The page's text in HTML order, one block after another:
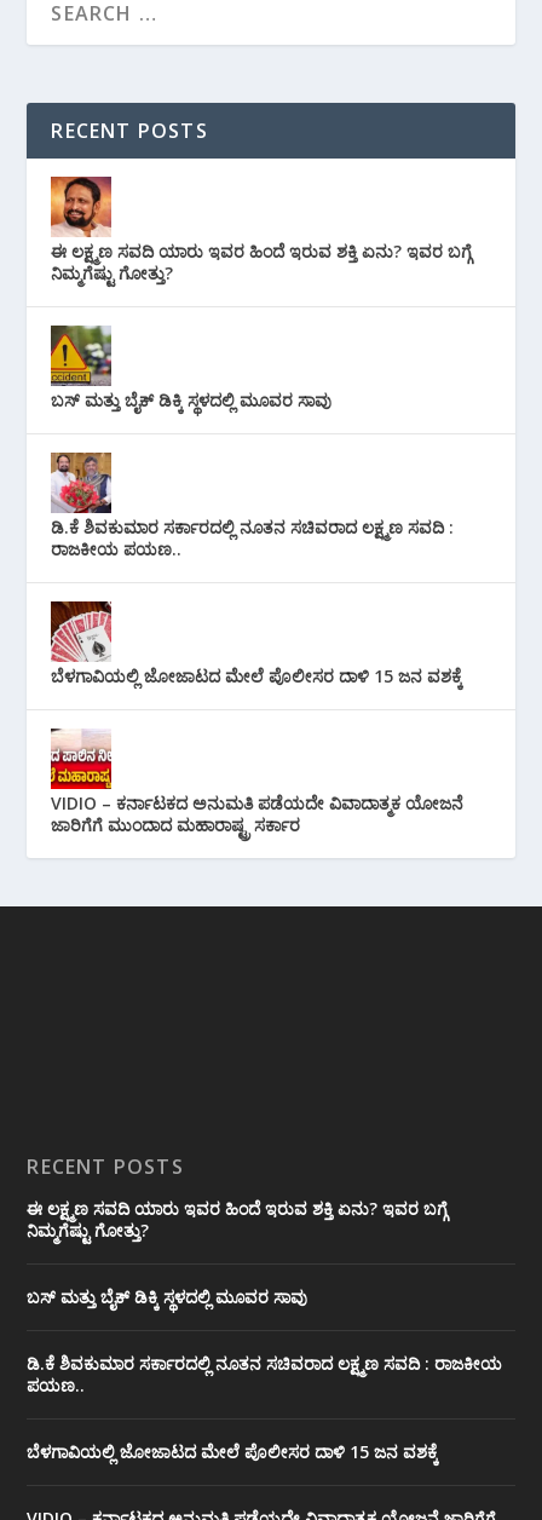
RECENT POSTS
ಈ ಲಕ್ಷ್ಮಣ ಸವದಿ ಯಾರು ಇವರ ಹಿಂದೆ ಇರುವ ಶಕ್ತಿ ಏನು? ಇವರ ಬಗ್ಗೆ
ನಿಮ್ಮಗೆಷ್ಟು ಗೋತ್ತು?
ಬಸ್ ಮತ್ತು ಬೈಕ್ ಡಿಕ್ಕಿ ಸ್ಥಳದಲ್ಲಿ ಮೂವರ ಸಾವು
ಡಿ.ಕೆ ಶಿವಕುಮಾರ ಸರ್ಕಾರದಲ್ಲಿ ನೂತನ ಸಚಿವರಾದ ಲಕ್ಷ್ಮಣ ಸವದಿ :
ರಾಜಕೀಯ ಪಯಣ..
ಬೆಳಗಾವಿಯಲ್ಲಿ ಜೋಜಾಟದ ಮೇಲೆ ಪೊಲೀಸರ ದಾಳಿ 15 ಜನ ವಶಕ್ಕೆ
VIDIO – ಕರ್ನಾಟಕದ ಅನುಮತಿ ಪಡೆಯದೇ ವಿವಾದಾತ್ಮಕ ಯೋಜನೆ
ಜಾರಿಗೆಗೆ ಮುಂದಾದ ಮಹಾರಾಷ್ಟ್ರ ಸರ್ಕಾರ
RECENT POSTS
ಈ ಲಕ್ಷ್ಮಣ ಸವದಿ ಯಾರು ಇವರ ಹಿಂದೆ ಇರುವ ಶಕ್ತಿ ಏನು? ಇವರ ಬಗ್ಗೆ
ನಿಮ್ಮಗೆಷ್ಟು ಗೋತ್ತು?
ಬಸ್ ಮತ್ತು ಬೈಕ್ ಡಿಕ್ಕಿ ಸ್ಥಳದಲ್ಲಿ ಮೂವರ ಸಾವು
ಡಿ.ಕೆ ಶಿವಕುಮಾರ ಸರ್ಕಾರದಲ್ಲಿ ನೂತನ ಸಚಿವರಾದ ಲಕ್ಷ್ಮಣ ಸವದಿ : ರಾಜಕೀಯ
ಪಯಣ..
ಬೆಳಗಾವಿಯಲ್ಲಿ ಜೋಜಾಟದ ಮೇಲೆ ಪೊಲೀಸರ ದಾಳಿ 15 ಜನ ವಶಕ್ಕೆ